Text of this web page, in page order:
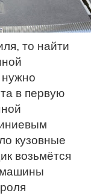
то найти
нужно
в первую
кузовные
возьмётся
машины